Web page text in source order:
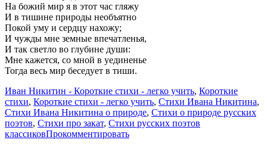
На божий мир я в этот час гляжу
И в тишине природы необъятно
Покой уму и сердцу нахожу;
И чужды мне земные впечатленья,
И так светло во глубине души:
Мне кажется, со мной в уединенье
Тогда весь мир беседует в тиши.
Иван Никитин - Короткие стихи - легко учить, Короткие
стихи, Короткие стихи - легко учить, Стихи Ивана Никитина,
Стихи Ивана Никитина о природе, Стихи о природе русских
поэтов, Стихи про закат, Стихи русских поэтов
классиковПрокомментировать